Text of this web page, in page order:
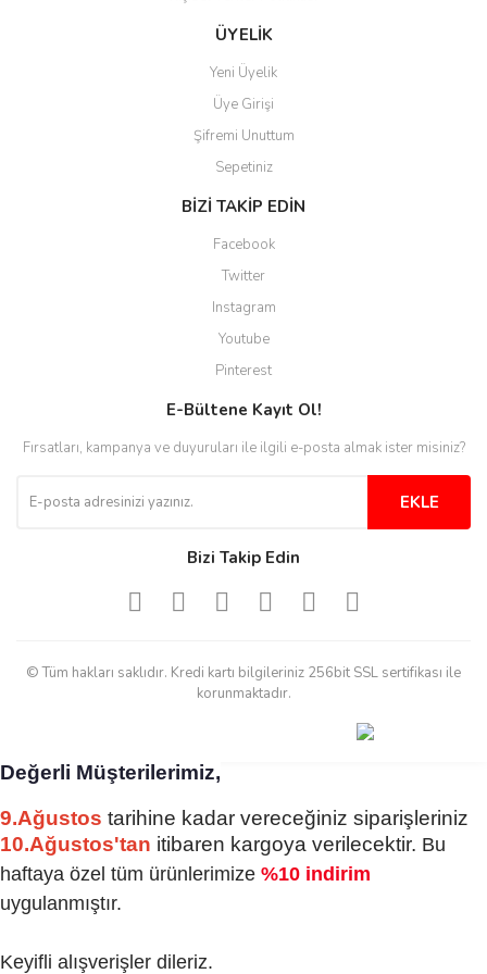
hazırlanmış çok düzenli bir site.
derecede beğendim
Kolay ve hizli alisveris
Deneyimini Paylaş
ÜYELİK
Yeni Üyelik
Üye Girişi
Şifremi Unuttum
Sepetiniz
BİZİ TAKİP EDİN
Facebook
Twitter
Instagram
Youtube
Pinterest
E-Bültene Kayıt Ol!
Fırsatları, kampanya ve duyuruları ile ilgili e-posta almak ister misiniz?
EKLE
Bizi Takip Edin
© Tüm hakları saklıdır. Kredi kartı bilgileriniz 256bit SSL sertifikası ile
korunmaktadır.
Değerli Müşterilerimiz,
9.Ağustos tarihine kadar vereceğiniz siparişleriniz
10.Ağustos'tan itibaren kargoya verilecektir. Bu
haftaya özel tüm ürünlerimize %10 indirim
uygulanmıştır.
Keyifli alışverişler dileriz.